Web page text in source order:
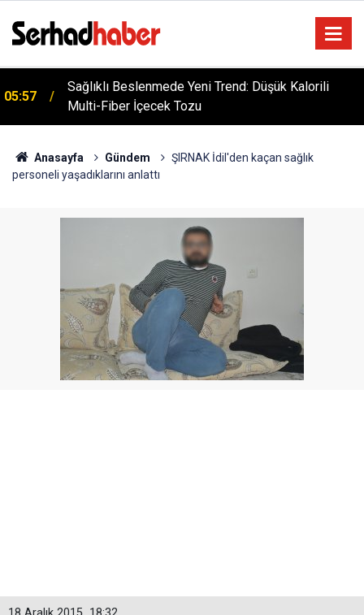
05:57
Sağlıklı Beslenmede Yeni Trend: Düşük Kalorili
Multi-Fiber İçecek Tozu
Anasayfa Gündem
ŞIRNAK İdil'den kaçan sağlık
personeli yaşadıklarını anlattı